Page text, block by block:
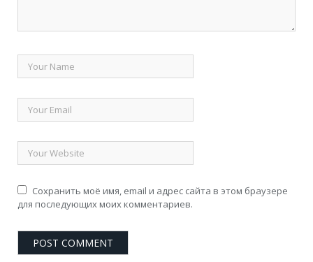
Сохранить моё имя, email и адрес сайта в этом браузере
для последующих моих комментариев.